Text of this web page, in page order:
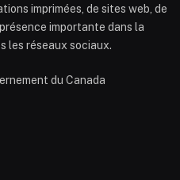
imprimées, de sites web, de
importante dans la
les réseaux sociaux.
du Canada